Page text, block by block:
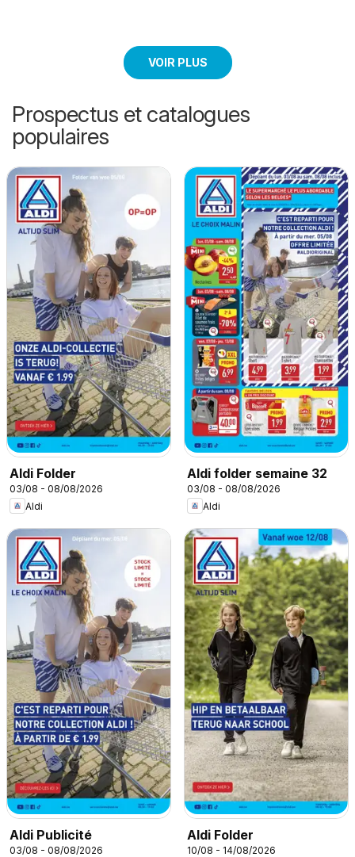
VOIR PLUS
Prospectus et catalogues
populaires
Aldi Folder
03/08 - 08/08/2026
Aldi
Aldi folder semaine 32
03/08 - 08/08/2026
Aldi
Aldi Publicité
03/08 - 08/08/2026
Aldi Folder
10/08 - 14/08/2026